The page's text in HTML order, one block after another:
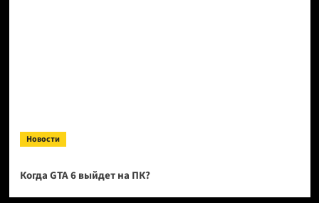
Новости
Когда GTA 6 выйдет на ПК?